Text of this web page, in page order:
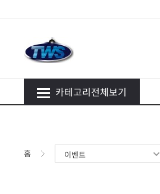
카테고리전체보기
홈 이벤트